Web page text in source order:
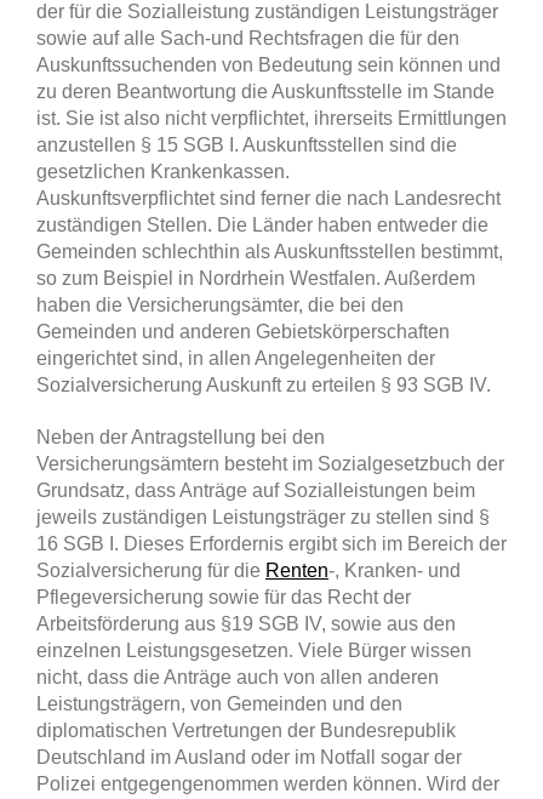
der für die Sozialleistung zuständigen Leistungsträger
sowie auf alle Sach-und Rechtsfragen die für den
Auskunftssuchenden von Bedeutung sein können und
zu deren Beantwortung die Auskunftsstelle im Stande
ist. Sie ist also nicht verpflichtet, ihrerseits Ermittlungen
anzustellen § 15 SGB I. Auskunftsstellen sind die
gesetzlichen Krankenkassen.
Auskunftsverpflichtet sind ferner die nach Landesrecht
zuständigen Stellen. Die Länder haben entweder die
Gemeinden schlechthin als Auskunftsstellen bestimmt,
so zum Beispiel in Nordrhein Westfalen. Außerdem
haben die Versicherungsämter, die bei den
Gemeinden und anderen Gebietskörperschaften
eingerichtet sind, in allen Angelegenheiten der
Sozialversicherung Auskunft zu erteilen § 93 SGB IV.
Neben der Antragstellung bei den
Versicherungsämtern besteht im Sozialgesetzbuch der
Grundsatz, dass Anträge auf Sozialleistungen beim
jeweils zuständigen Leistungsträger zu stellen sind §
16 SGB I. Dieses Erfordernis ergibt sich im Bereich der
Sozialversicherung für die Renten-, Kranken- und
Pflegeversicherung sowie für das Recht der
Arbeitsförderung aus §19 SGB IV, sowie aus den
einzelnen Leistungsgesetzen. Viele Bürger wissen
nicht, dass die Anträge auch von allen anderen
Leistungsträgern, von Gemeinden und den
diplomatischen Vertretungen der Bundesrepublik
Deutschland im Ausland oder im Notfall sogar der
Polizei entgegengenommen werden können. Wird der